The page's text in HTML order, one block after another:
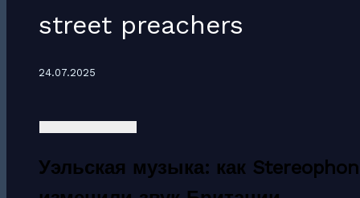
street preachers
24.07.2025
Уэльская музыка: как